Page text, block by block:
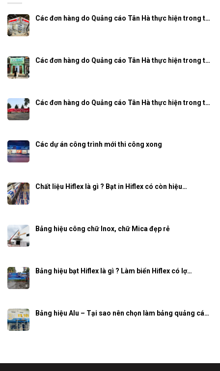
Các đơn hàng do Quảng cáo Tân Hà thực hiện trong t…
Các đơn hàng do Quảng cáo Tân Hà thực hiện trong t…
Các đơn hàng do Quảng cáo Tân Hà thực hiện trong t…
Các dự án công trình mới thi công xong
Chất liệu Hiflex là gì ? Bạt in Hiflex có còn hiệu…
Bảng hiệu công chữ Inox, chữ Mica đẹp rẻ
Bảng hiệu bạt Hiflex là gì ? Làm biển Hiflex có lợ…
Bảng hiệu Alu – Tại sao nên chọn làm bảng quảng cá…